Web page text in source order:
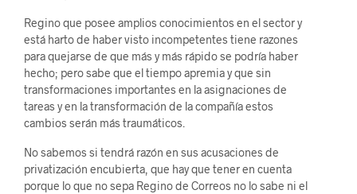
Regino que posee amplios conocimientos en el sector y
está harto de haber visto incompetentes tiene razones
para quejarse de que más y más rápido se podría haber
hecho; pero sabe que el tiempo apremia y que sin
transformaciones importantes en la asignaciones de
tareas y en la transformación de la compañía estos
cambios serán más traumáticos.
No sabemos si tendrá razón en sus acusaciones de
privatización encubierta, que hay que tener en cuenta
porque lo que no sepa Regino de Correos no lo sabe ni el